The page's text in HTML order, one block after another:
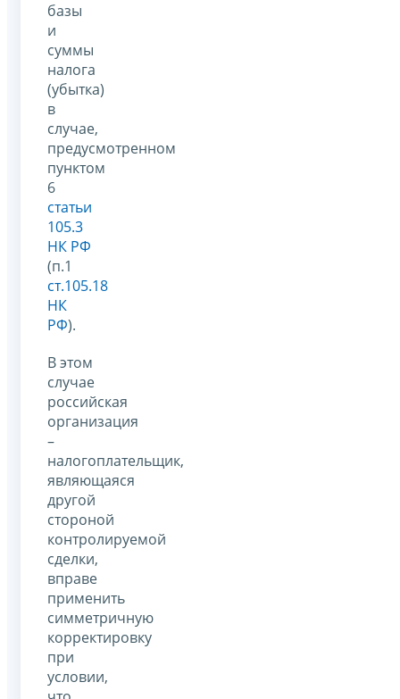
базы
и
суммы
налога
(убытка)
в
случае,
предусмотренном
пунктом
6
статьи
105.3
НК РФ
(п.1
ст.105.18
НК
РФ).
В этом
случае
российская
организация
–
налогоплательщик,
являющаяся
другой
стороной
контролируемой
сделки,
вправе
применить
симметричную
корректировку
при
условии,